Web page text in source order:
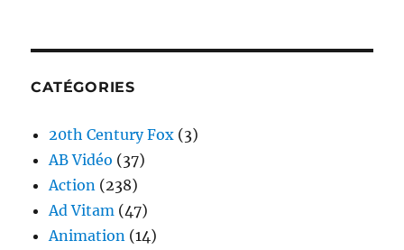
CATÉGORIES
20th Century Fox (3)
AB Vidéo (37)
Action (238)
Ad Vitam (47)
Animation (14)